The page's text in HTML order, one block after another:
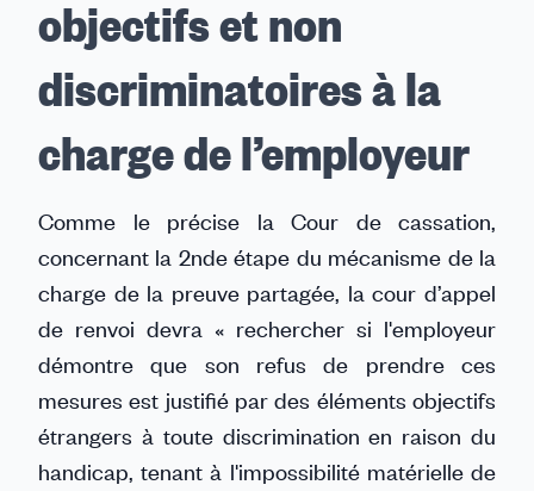
objectifs et non
discriminatoires à la
charge de l’employeur
Comme le précise la Cour de cassation,
concernant la 2nde étape du mécanisme de la
charge de la preuve partagée, la cour d’appel
de renvoi devra « rechercher si l'employeur
démontre que son refus de prendre ces
mesures est justifié par des éléments objectifs
étrangers à toute discrimination en raison du
handicap, tenant à l'impossibilité matérielle de